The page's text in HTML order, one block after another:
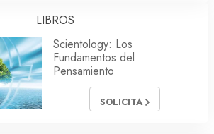
LIBROS
Scientology: Los
Fundamentos del
Pensamiento
SOLICITA